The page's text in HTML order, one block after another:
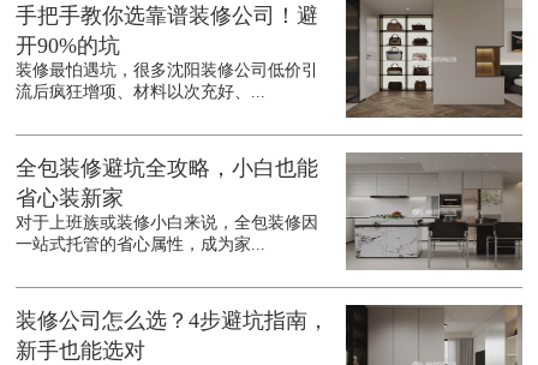
手把手教你选靠谱装修公司！避
开90%的坑
装修最怕遇坑，很多沈阳装修公司低价引
流后疯狂增项、材料以次充好、...
全包装修避坑全攻略，小白也能
省心装新家
对于上班族或装修小白来说，全包装修因
一站式托管的省心属性，成为家...
装修公司怎么选？4步避坑指南，
新手也能选对